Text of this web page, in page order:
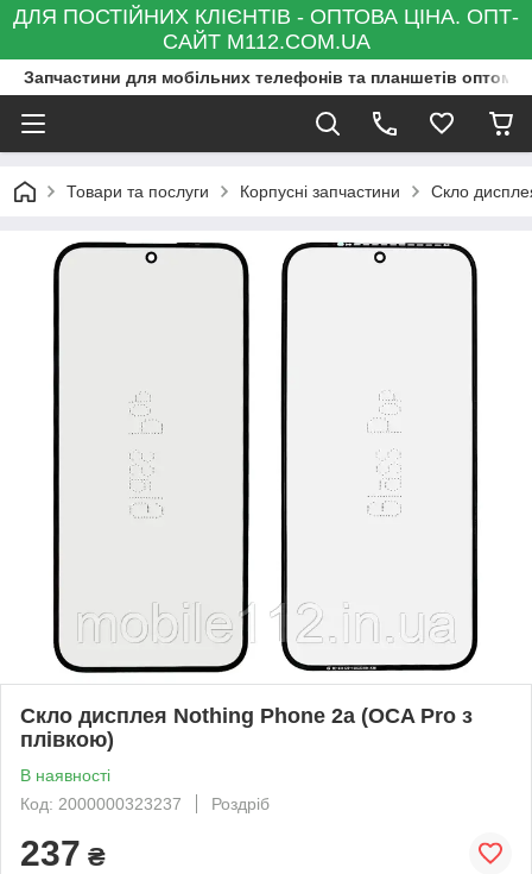
ДЛЯ ПОСТІЙНИХ КЛІЄНТІВ - ОПТОВА ЦІНА. ОПТ-
САЙТ M112.COM.UA
Запчастини для мобільних телефонів та планшетів оптом
Товари та послуги Корпусні запчастини Скло
Скло дисплея Nothing Phone 2a (OCA Pro з
плівкою)
В наявності
Код: 2000000323237
Роздріб
237 ₴